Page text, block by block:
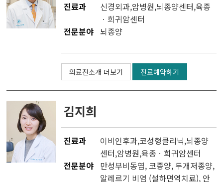
진료과 신경외과,암병원,뇌종양센터,육종
ㆍ희귀암센터
전문분야 뇌종양
의료진소개 더보기 진료예약하기
김지희
진료과 이비인후과,코성형클리닉,뇌종양
센터,암병원,육종ㆍ희귀암센터
전문분야 만성부비동염, 코종양, 두개저종양,
알레르기 비염 (설하면역치료), 안